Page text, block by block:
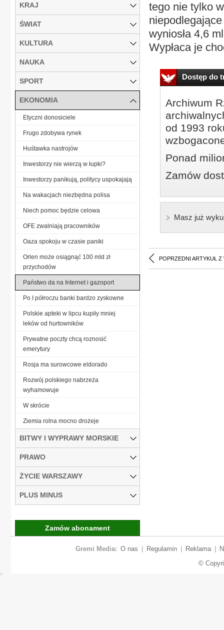
tego nie tylko
wyniosła 4,6
Wypłaca je
Dostęp do
Archiwum
od 1993
Ponad
Zamów
Masz już
POPRZEDNI ARTYKUŁ Z
KRAJ
ŚWIAT
KULTURA
NAUKA
SPORT
EKONOMIA
Etyczni donosiciele
Frugo zdobywa rynek
Huśtawka nastrojów
Inwestorzy nie wierzą w łupki?
Inwestorzy panikują, politycy uspokajają
Na wakacjach niezbędna polisa
Niech pomoc będzie celowa
OFE zwalniają pracowników
Oaza spokoju w czasie paniki
Orlen może osiągnąć 100 mld zł
przychodów
Państwo da na Internet i gazoport
Po I półroczu banki bardzo zyskowne
Polskie apteki w lipcu kupiły mniej
leków od hurtowników
Prywatne poczty chcą roznosić
emerytury
Rosja ma surowcowe eldorado
Rozwój polskiego nabrzeża
wyhamowuje
W skrócie
Ziemia rolna mocno drożeje
BITWY I WYPRAWY MORSKIE
PRAWO
ŻYCIE WARSZAWY
PLUS MINUS
Zamów abonament
Gremi Media: O nas Regulamin Reklama
©